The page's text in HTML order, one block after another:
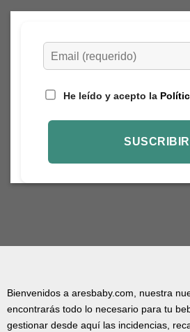
He leído y acepto la
Bienvenidos a aresbaby.com, nuestra
encontrarás todo lo necesario para tu
gestionar desde aquí las incidencias,